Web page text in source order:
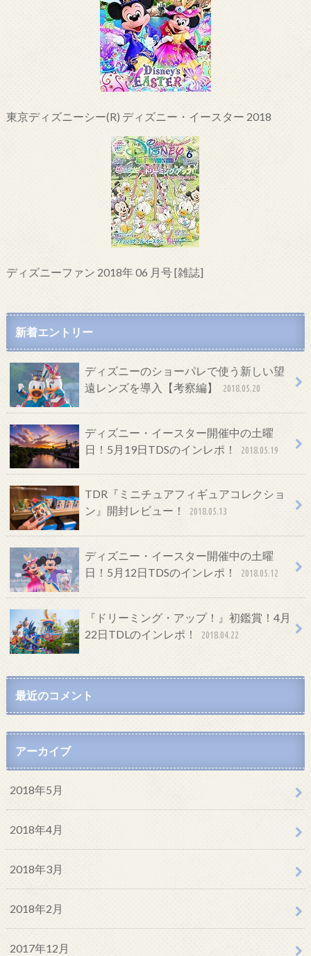
東京ディズニーシー(R) ディズニー・イースター 2018
ディズニーファン 2018年 06 月号 [雑誌]
新着エントリー
ディズニーのショーパレで使う新しい望
遠レンズを導入【考察編】
2018.05.20
ディズニー・イースター開催中の土曜
日！5月19日TDSのインレポ！
2018.05.19
TDR『ミニチュアフィギュアコレクショ
ン』開封レビュー！
2018.05.13
ディズニー・イースター開催中の土曜
日！5月12日TDSのインレポ！
2018.05.12
『ドリーミング・アップ！』初鑑賞！4月
22日TDLのインレポ！
2018.04.22
最近のコメント
アーカイブ
2018年5月
2018年4月
2018年3月
2018年2月
2017年12月